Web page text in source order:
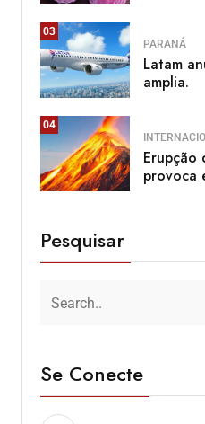
03
PARANÁ
Latam
amplia.
04
Erupção
provoca
Pesquisar
Se Conecte